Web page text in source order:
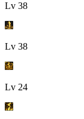
Lv 38
Lv 38
Lv 24